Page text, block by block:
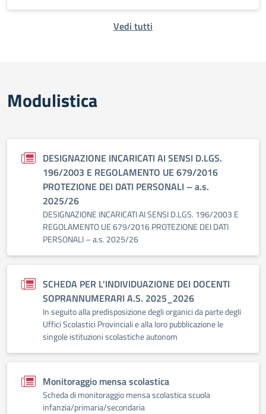
Vedi tutti
Modulistica
DESIGNAZIONE INCARICATI AI SENSI D.LGS.
196/2003 E REGOLAMENTO UE 679/2016
PROTEZIONE DEI DATI PERSONALI – a.s.
2025/26
DESIGNAZIONE INCARICATI AI SENSI D.LGS. 196/2003 E
REGOLAMENTO UE 679/2016 PROTEZIONE DEI DATI
PERSONALI – a.s. 2025/26
SCHEDA PER L'INDIVIDUAZIONE DEI DOCENTI
SOPRANNUMERARI A.S. 2025_2026
In seguito alla predisposizione degli organici da parte degli
Uffici Scolastici Provinciali e alla loro pubblicazione le
singole istituzioni scolastiche autonom
Monitoraggio mensa scolastica
Scheda di monitoraggio mensa scolastica scuola
infanzia/primaria/secondaria